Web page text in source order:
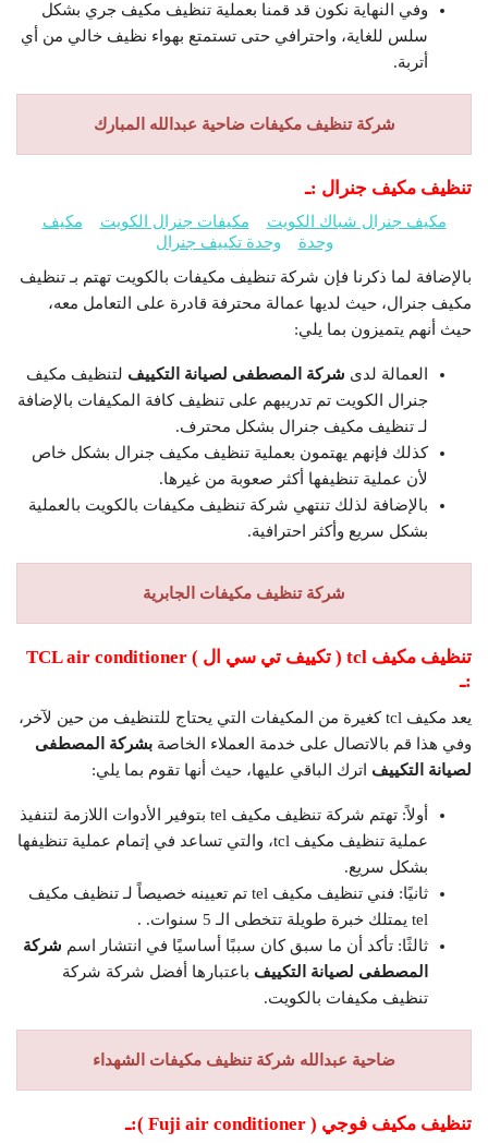
وفي النهاية نكون قد قمنا بعملية تنظيف مكيف جري بشكل
سلس للغاية، واحترافي حتى تستمتع بهواء نظيف خالي من أي
أتربة.
شركة تنظيف مكيفات ضاحية عبدالله المبارك
تنظيف مكيف جنرال :ـ
مكيف جنرال شباك الكويت مكيفات جنرال الكويت
مكيف
وحدة
وحدة تكييف جنرال
بالإضافة لما ذكرنا فإن شركة تنظيف مكيفات بالكويت تهتم بـ تنظيف
مكيف جنرال، حيث لديها عمالة محترفة قادرة على التعامل معه،
حيث أنهم يتميزون بما يلي:
العمالة لدى شركة المصطفى لصيانة التكييف لتنظيف مكيف
جنرال الكويت تم تدريبهم على تنظيف كافة المكيفات بالإضافة
لـ تنظيف مكيف جنرال بشكل محترف.
كذلك فإنهم يهتمون بعملية تنظيف مكيف جنرال بشكل خاص
لأن عملية تنظيفها أكثر صعوبة من غيرها.
بالإضافة لذلك تنتهي شركة تنظيف مكيفات بالكويت بالعملية
بشكل سريع وأكثر احترافية.
شركة تنظيف مكيفات الجابرية
تنظيف مكيف tcl ( تكييف تي سي ال ) TCL air conditioner
:ـ
يعد مكيف tcl كغيرة من المكيفات التي يحتاج للتنظيف من حين لآخر،
وفي هذا قم بالاتصال على خدمة العملاء الخاصة بشركة المصطفى
لصيانة التكييف اترك الباقي عليها، حيث أنها تقوم بما يلي:
أولاً: تهتم شركة تنظيف مكيف tel بتوفير الأدوات اللازمة لتنفيذ
عملية تنظيف مكيف tcl، والتي تساعد في إتمام عملية تنظيفها
بشكل سريع.
ثانيًا: فني تنظيف مكيف tel تم تعيينه خصيصاً لـ تنظيف مكيف
tel يمتلك خبرة طويلة تتخطى الـ 5 سنوات. .
ثالثًا: تأكد أن ما سبق كان سببًا أساسيًا في انتشار اسم شركة
المصطفى لصيانة التكييف باعتبارها أفضل شركة شركة
تنظيف مكيفات بالكويت.
ضاحية عبدالله شركة تنظيف مكيفات الشهداء
تنظيف مكيف فوجي ( Fuji air conditioner ):ـ